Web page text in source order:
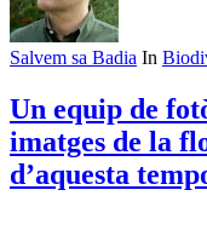
Salvem sa Badia In
Un equip de
imatges de la
d’aquesta